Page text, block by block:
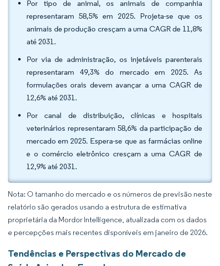
Por tipo de animal, os animais de companhia
representaram 58,5% em 2025. Projeta-se que os
animais de produção cresçam a uma CAGR de 11,8%
até 2031.
Por via de administração, os injetáveis parenterais
representaram 49,3% do mercado em 2025. As
formulações orais devem avançar a uma CAGR de
12,6% até 2031.
Por canal de distribuição, clínicas e hospitais
veterinários representaram 58,6% da participação de
mercado em 2025. Espera-se que as farmácias online
e o comércio eletrônico cresçam a uma CAGR de
12,9% até 2031.
Nota: O tamanho do mercado e os números de previsão neste
relatório são gerados usando a estrutura de estimativa
proprietária da Mordor Intelligence, atualizada com os dados
e percepções mais recentes disponíveis em janeiro de 2026.
Tendências e Perspectivas do Mercado de